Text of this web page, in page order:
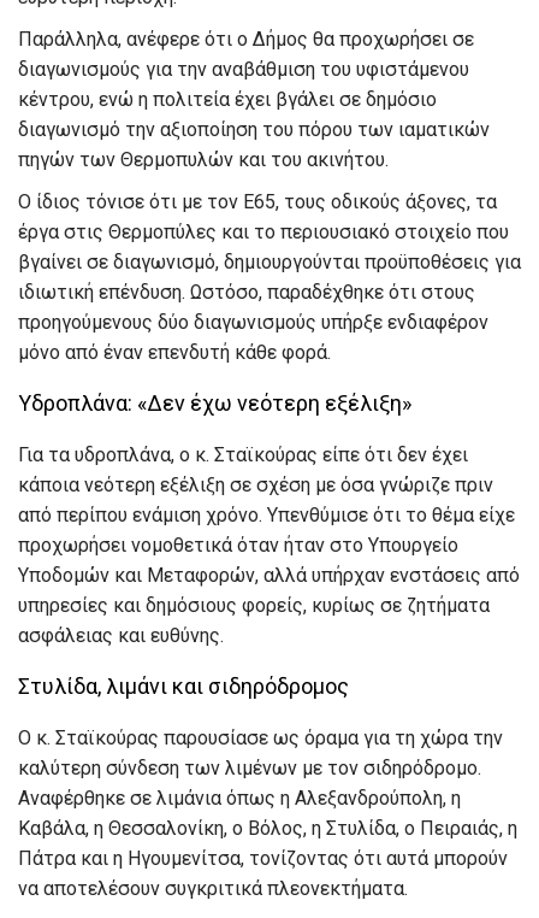
Παράλληλα, ανέφερε ότι ο Δήμος θα προχωρήσει σε
διαγωνισμούς για την αναβάθμιση του υφιστάμενου
κέντρου, ενώ η πολιτεία έχει βγάλει σε δημόσιο
διαγωνισμό την αξιοποίηση του πόρου των ιαματικών
πηγών των Θερμοπυλών και του ακινήτου.
Ο ίδιος τόνισε ότι με τον Ε65, τους οδικούς άξονες, τα
έργα στις Θερμοπύλες και το περιουσιακό στοιχείο που
βγαίνει σε διαγωνισμό, δημιουργούνται προϋποθέσεις για
ιδιωτική επένδυση. Ωστόσο, παραδέχθηκε ότι στους
προηγούμενους δύο διαγωνισμούς υπήρξε ενδιαφέρον
μόνο από έναν επενδυτή κάθε φορά.
Υδροπλάνα: «Δεν έχω νεότερη εξέλιξη»
Για τα υδροπλάνα, ο κ. Σταϊκούρας είπε ότι δεν έχει
κάποια νεότερη εξέλιξη σε σχέση με όσα γνώριζε πριν
από περίπου ενάμιση χρόνο. Υπενθύμισε ότι το θέμα είχε
προχωρήσει νομοθετικά όταν ήταν στο Υπουργείο
Υποδομών και Μεταφορών, αλλά υπήρχαν ενστάσεις από
υπηρεσίες και δημόσιους φορείς, κυρίως σε ζητήματα
ασφάλειας και ευθύνης.
Στυλίδα, λιμάνι και σιδηρόδρομος
Ο κ. Σταϊκούρας παρουσίασε ως όραμα για τη χώρα την
καλύτερη σύνδεση των λιμένων με τον σιδηρόδρομο.
Αναφέρθηκε σε λιμάνια όπως η Αλεξανδρούπολη, η
Καβάλα, η Θεσσαλονίκη, ο Βόλος, η Στυλίδα, ο Πειραιάς, η
Πάτρα και η Ηγουμενίτσα, τονίζοντας ότι αυτά μπορούν
να αποτελέσουν συγκριτικά πλεονεκτήματα.